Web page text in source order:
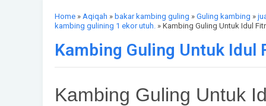
Home » Aqiqah » bakar kambing guling » Guling kambing »
kambing gulining 1 ekor utuh. » Kambing Guling Untuk Idul
Kambing Guling Untuk Idul
Kambing Guling Untuk